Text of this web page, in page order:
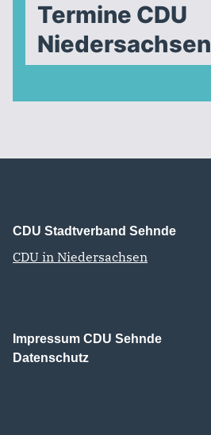
Termine CDU
Niedersachsen
CDU Stadtverband Sehnde
CDU in Niedersachsen
Impressum CDU Sehnde
Datenschutz